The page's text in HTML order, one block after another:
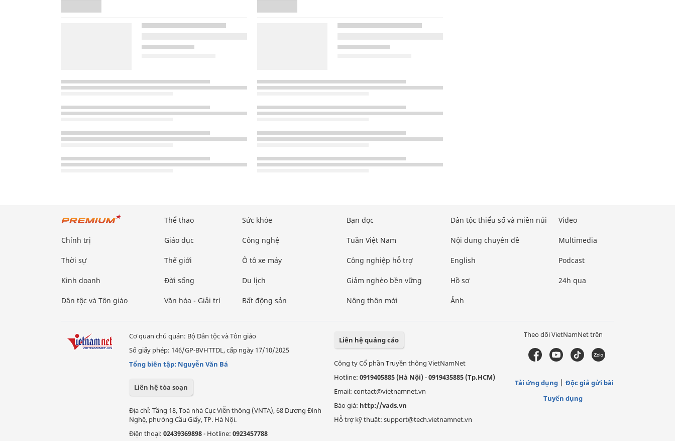
Chính trị
Thời sự
Kinh doanh
Dân tộc và Tôn giáo
Thể thao
Giáo dục
Thế giới
Đời sống
Văn hóa - Giải trí
Sức khỏe
Công nghệ
Ô tô xe máy
Du lịch
Bất động sản
Bạn đọc
Tuần Việt Nam
Công nghiệp hỗ trợ
Giảm nghèo bền vững
Nông thôn mới
Dân tộc thiểu số và miền núi
Nội dung chuyên đề
English
Hồ sơ
Ảnh
Video
Multimedia
Podcast
24h qua
Cơ quan chủ quản: Bộ Dân tộc và Tôn giáo
Số giấy phép: 146/GP-BVHTTDL, cấp ngày 17/10/2025
Tổng biên tập: Nguyễn Văn Bá
Liên hệ tòa soạn
Địa chỉ: Tầng 18, Toà nhà Cục Viễn thông (VNTA), 68 Dương Đình
Nghệ, phường Cầu Giấy, TP. Hà Nội.
Điện thoại: 02439369898- Hotline: 0923457788
Liên hệ quảng cáo
Công ty Cổ phần Truyền thông VietNamNet
Hotline: 0919405885 (Hà Nội)-0919435885 (Tp.HCM)
Email: contact@vietnamnet.vn
Báo giá: http://vads.vn
Hỗ trợ kỹ thuật: support@tech.vietnamnet.vn
Theo dõi VietNamNet trên
Tải ứng dụng
Độc giả gửi bài
Tuyển dụng